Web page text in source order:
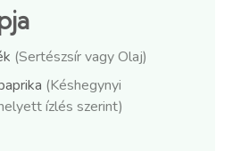
(Sertészsír vagy Olaj)
(Késhegynyi
ízlés szerint)